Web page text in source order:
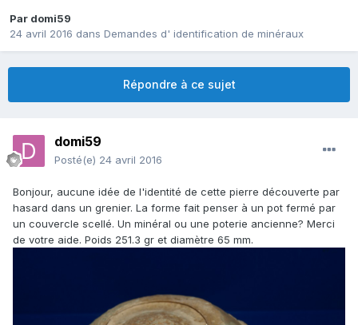
Par domi59
24 avril 2016 dans Demandes d' identification de minéraux
Répondre à ce sujet
domi59
Posté(e) 24 avril 2016
Bonjour, aucune idée de l'identité de cette pierre découverte par
hasard dans un grenier. La forme fait penser à un pot fermé par
un couvercle scellé. Un minéral ou une poterie ancienne? Merci
de votre aide. Poids 251.3 gr et diamètre 65 mm.